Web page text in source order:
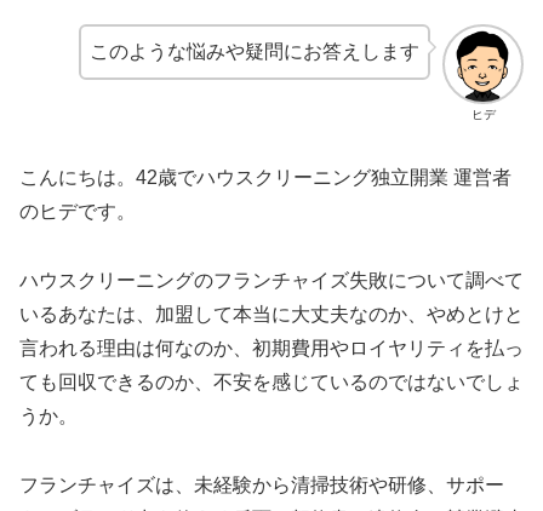
ヒデ
このような悩みや疑問にお答えします
こんにちは。42歳でハウスクリーニング独立開業 運営者
のヒデです。
ハウスクリーニングのフランチャイズ失敗について調べて
いるあなたは、加盟して本当に大丈夫なのか、やめとけと
言われる理由は何なのか、初期費用やロイヤリティを払っ
ても回収できるのか、不安を感じているのではないでしょ
うか。
フランチャイズは、未経験から清掃技術や研修、サポー